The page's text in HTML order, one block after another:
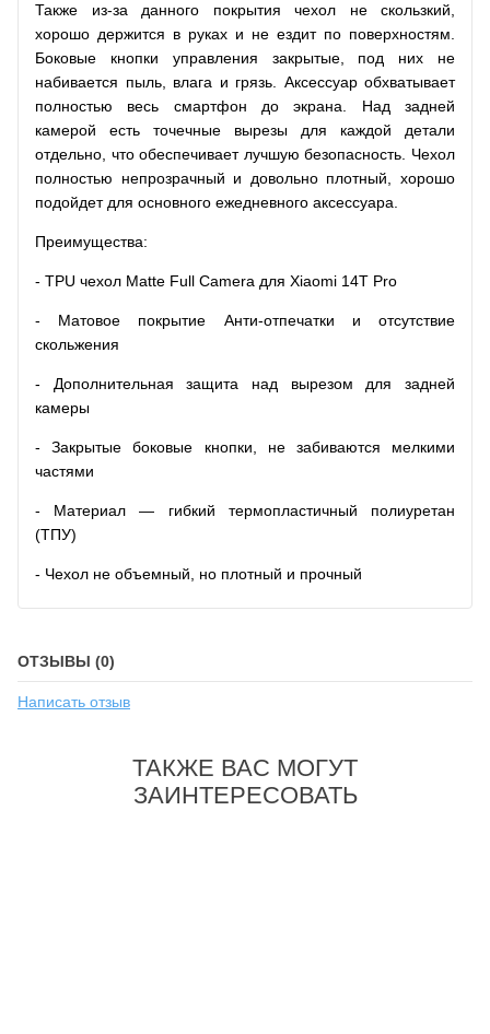
Также из-за данного покрытия чехол не скользкий,
хорошо держится в руках и не ездит по поверхностям.
Боковые кнопки управления закрытые, под них не
набивается пыль, влага и грязь. Аксессуар обхватывает
полностью весь смартфон до экрана. Над задней
камерой есть точечные вырезы для каждой детали
отдельно, что обеспечивает лучшую безопасность. Чехол
полностью непрозрачный и довольно плотный, хорошо
подойдет для основного ежедневного аксессуара.
Преимущества:
- TPU чехол Matte Full Camera для Xiaomi 14T Pro
- Матовое покрытие Анти-отпечатки и отсутствие
скольжения
- Дополнительная защита над вырезом для задней
камеры
- Закрытые боковые кнопки, не забиваются мелкими
частями
- Материал — гибкий термопластичный полиуретан
(ТПУ)
- Чехол не объемный, но плотный и прочный
ОТЗЫВЫ (0)
Написать отзыв
ТАКЖЕ ВАС МОГУТ
ЗАИНТЕРЕСОВАТЬ